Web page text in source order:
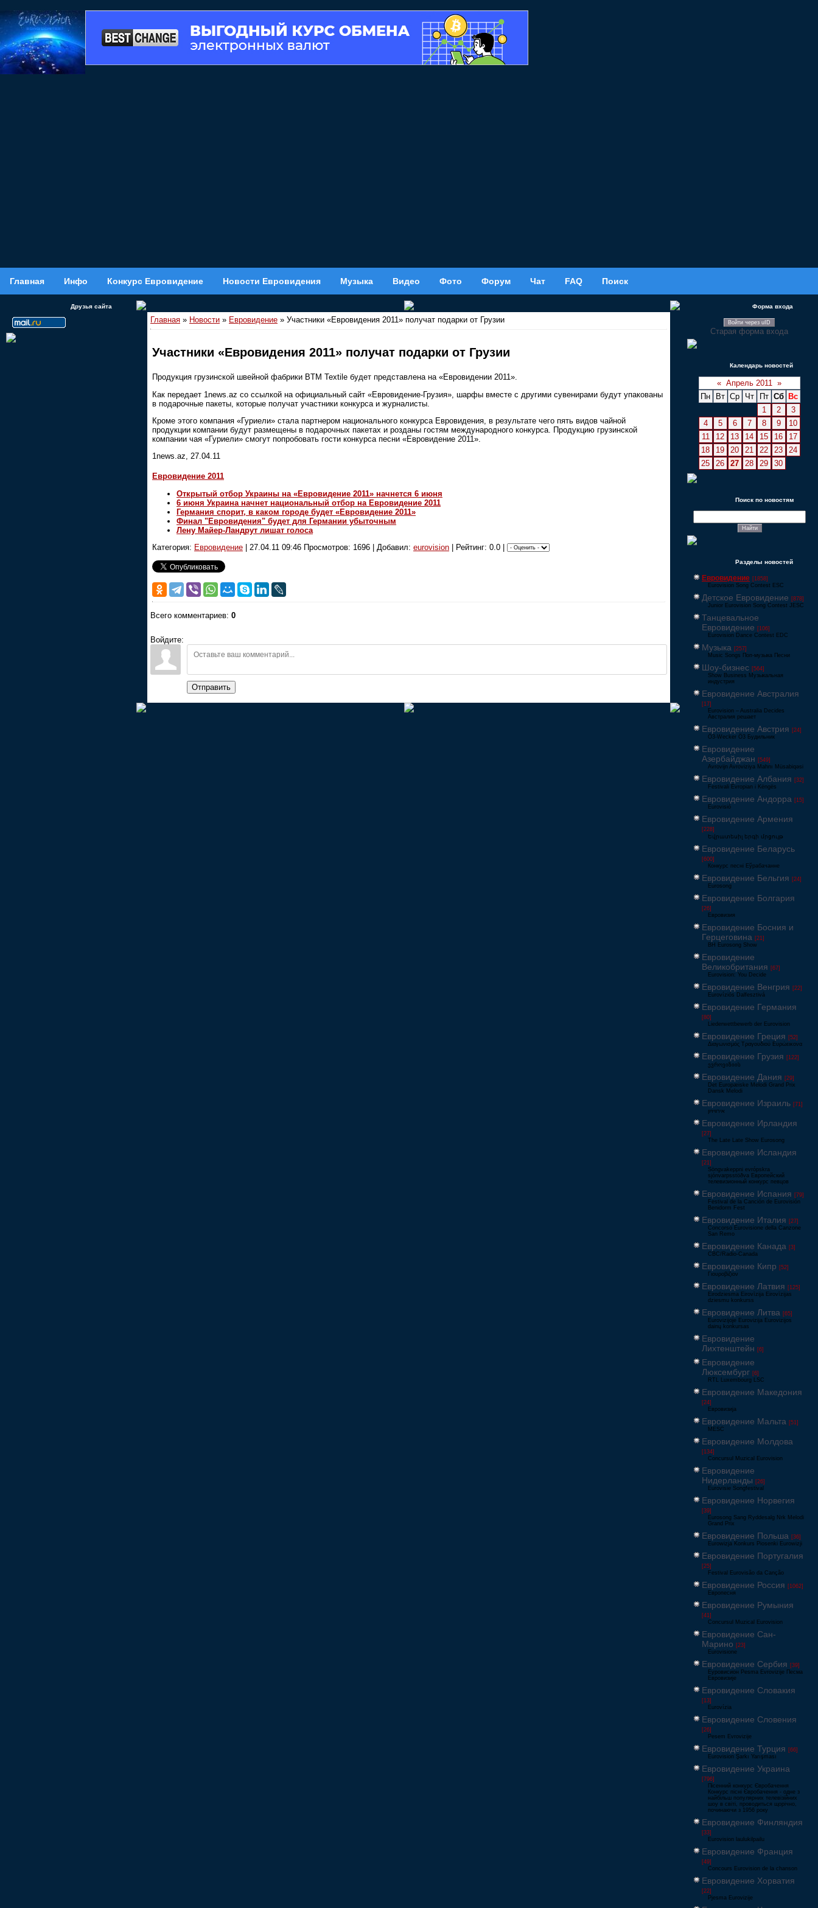
Главная Инфо Конкурс Евровидение Новости Евровидения Музыка Видео Фото Форум Чат FAQ Поиск
Друзья сайта
Главная » Новости » Евровидение » Участники «Евровидения 2011» получат подарки от Грузии
Участники «Евровидения 2011» получат подарки от Грузии
Продукция грузинской швейной фабрики BTM Textile будет представлена на «Евровидении 2011».
Как передает 1news.az со ссылкой на официальный сайт «Евровидение-Грузия», шарфы вместе с другими сувенирами будут упакованы
в подарочные пакеты, которые получат участники конкурса и журналисты.
Кроме этого компания «Гуриели» стала партнером национального конкурса Евровидения, в результате чего пять видов чайной
продукции компании будут размещены в подарочных пакетах и розданы гостям международного конкурса. Продукцию грузинской
компании чая «Гуриели» смогут попробовать гости конкурса песни «Евровидение 2011».
1news.az, 27.04.11
Евровидение 2011
Oткрытый отбор Украины на «Евровидение 2011» начнется 6 июня
6 июня Украина начнет национальный отбор на Евровидение 2011
Германия спорит, в каком городе будет «Евровидение 2011»
Финал "Евровидения" будет для Германии убыточным
Лену Майер-Ландрут лишат голоса
Категория: Евровидение 27.04.11 09:46 Просмотров: 1696 | Добавил: eurovision | Рейтинг: 0.0 |
Всего комментариев: 0
Войдите:
Отправить
Форма входа
Войти через uID
Старая форма входа
Календарь новостей
« Апрель 2011 »
Пн
Вт Ср Чт Пт Сб
Вс
1
2
3
4
5 6 7 8 9
10
11
12 13 14 15 16
17
18
19 20 21 22 23
24
25
26 27 28 29 30
Поиск по новостям
Разделы новостей
Евровидение [1858]
Eurovision Song Contest ESC
Детское Евровидение [878]
Junior Eurovision Song Contest JESC
Танцевальное
Евровидение [106]
Eurovision Dance Contest EDC
Музыка [257]
Music Songs Поп-музыка Песни
Шоу-бизнес [564]
Show Business Музыкальная
индустрия
Евровидение Австралия
[17]
Eurovision – Australia Decides
Австралия решает
Евровидение Австрия [24]
Ö3-Wecker Ö3 Будильник
Евровидение
Азербайджан [549]
Avrovijn Avroviziya Mahnı Müsabiqəsi
Евровидение Албания [32]
Festivali Evropian i Këngës
Евровидение Андорра [15]
Eurovisió
Евровидение Армения
[228]
Եվրատեսիլ երգի մրցույթ
Евровидение Беларусь
[600]
Конкурс песні Еўрабачанне
Евровидение Бельгия [24]
Eurosong
Евровидение Болгария
[26]
Евровизия
Евровидение Босния и
Герцеговина [21]
BH Eurosong Show
Евровидение
Великобритания [67]
Eurovision: You Decide
Евровидение Венгрия [22]
Eurovíziós Dalfesztivá
Евровидение Германия
[80]
Liederwettbewerb der Eurovision
Евровидение Греция [52]
Διαγωνισμός Τραγουδιού Ευρώεικονα
Евровидение Грузия [122]
ევროვიზიის
Евровидение Дания [29]
Det Europæiske Melodi Grand Prix
Dansk Melodi
Евровидение Израиль [71]
‏אירוויזיון
Евровидение Ирландия
[27]
The Late Late Show Eurosong
Евровидение Исландия
[21]
Söngvakeppni evrópskra
sjónvarpsstöðva Европейский
телевизионный конкурс певцов
Евровидение Испания [79]
Festival de la Canción de Eurovisión
Benidorm Fest
Евровидение Италия [27]
Concorso Eurovisione della Canzone
San Remo
Евровидение Канада [3]
CBC/Radio-Canada
Евровидение Кипр [52]
Γιουροβίζιον
Евровидение Латвия [125]
Eirodziesma Eirovīzija Eirovīzijas
dziesmu konkurss
Евровидение Литва [65]
Eurovizijoje Eurovizija Eurovizijos
dainų konkursas
Евровидение
Лихтенштейн [6]
Евровидение
Люксембург [6]
RTL Luxembourg LSC
Евровидение Македония
[24]
Евровизија
Евровидение Мальта [51]
MESC
Евровидение Молдова
[134]
Concursul Muzical Eurovision
Евровидение
Нидерланды [26]
Eurovisie Songfestival
Евровидение Норвегия
[39]
Eurosong Sang Ryddesalg Nrk Melodi
Grand Prix
Евровидение Польша [36]
Eurowizja Konkurs Piosenki Eurowizji
Евровидение Португалия
[25]
Festival Eurovisão da Canção
Евровидение Россия [1062]
Европесня
Евровидение Румыния
[41]
Concursul Muzical Eurovision
Евровидение Сан-
Марино [23]
Eurovisione
Евровидение Сербия [39]
Еуровисион Pesma Evrovizije Песма
Евровизије
Евровидение Словакия
[13]
Eurovízia
Евровидение Словения
[26]
Pesem Evrovizije
Евровидение Турция [66]
Eurovision Şarkı Yarışması
Евровидение Украина
[796]
Пісенний конкурс Євробачення
Конкурс пісні Євробачення - одне з
найбільш популярних телевізійних
шоу в світі, проводиться щорічно,
починаючи з 1956 року
Евровидение Финляндия
[33]
Eurovision laulukilpailu
Евровидение Франция
[49]
Concours Eurovision de la chanson
Евровидение Хорватия
[22]
Pjesma Eurovizije